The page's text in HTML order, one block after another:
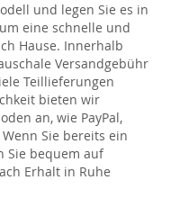
und legen Sie es in
eine schnelle und
Hause. Innerhalb
Versandgebühr
Teillieferungen
bieten wir
an, wie PayPal,
Sie bereits ein
Sie bequem auf
Erhalt in Ruhe